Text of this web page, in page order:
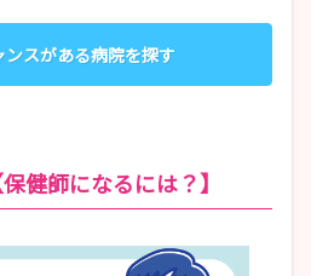
ンスがある病院を探す
健師になるには？】